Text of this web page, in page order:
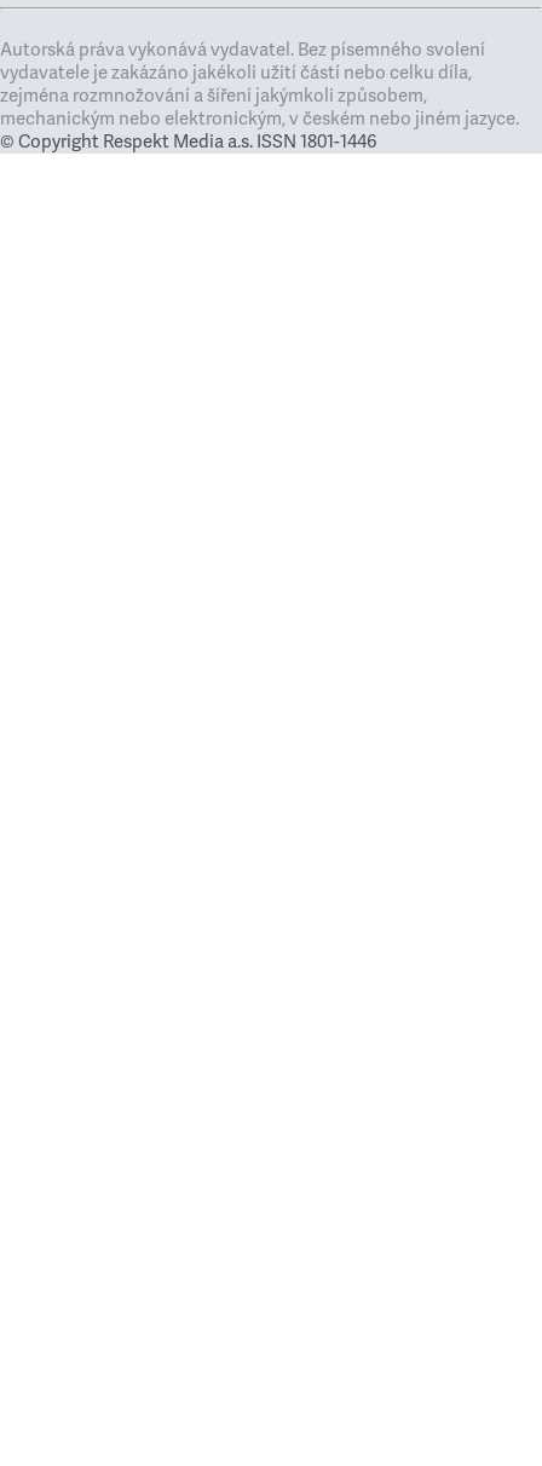
Autorská práva vykonává vydavatel. Bez písemného svolení
vydavatele je zakázáno jakékoli užití částí nebo celku díla,
zejména rozmnožování a šíření jakýmkoli způsobem,
mechanickým nebo elektronickým, v českém nebo jiném jazyce.
© Copyright Respekt Media a.s. ISSN 1801-1446